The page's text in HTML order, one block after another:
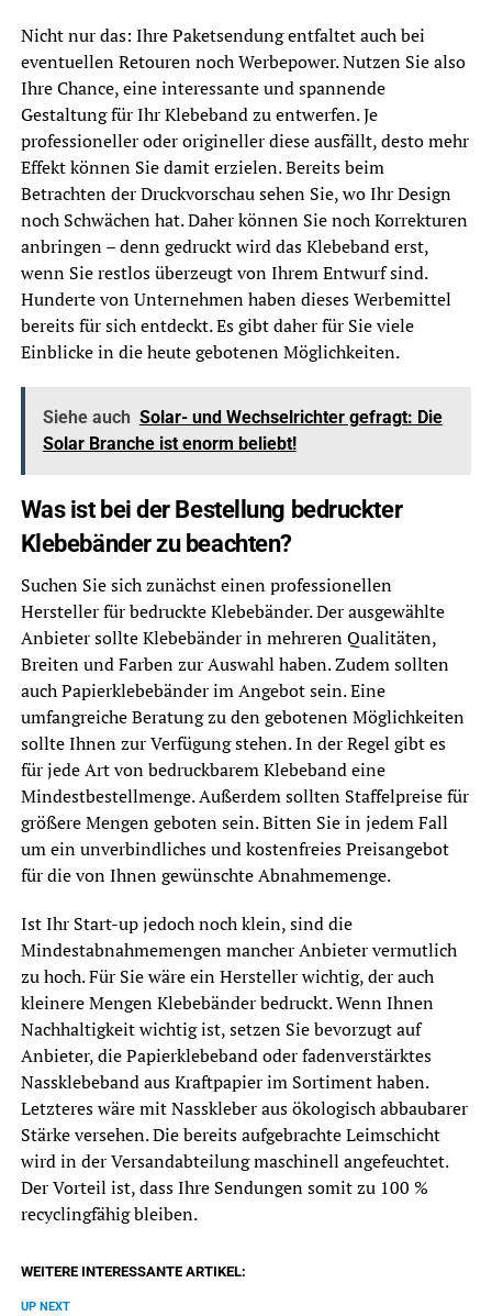
Nicht nur das: Ihre Paketsendung entfaltet auch bei
eventuellen Retouren noch Werbepower. Nutzen Sie also
Ihre Chance, eine interessante und spannende
Gestaltung für Ihr Klebeband zu entwerfen. Je
professioneller oder origineller diese ausfällt, desto mehr
Effekt können Sie damit erzielen. Bereits beim
Betrachten der Druckvorschau sehen Sie, wo Ihr Design
noch Schwächen hat. Daher können Sie noch Korrekturen
anbringen – denn gedruckt wird das Klebeband erst,
wenn Sie restlos überzeugt von Ihrem Entwurf sind.
Hunderte von Unternehmen haben dieses Werbemittel
bereits für sich entdeckt. Es gibt daher für Sie viele
Einblicke in die heute gebotenen Möglichkeiten.
Siehe auch Solar- und Wechselrichter gefragt: Die
Solar Branche ist enorm beliebt!
Was ist bei der Bestellung bedruckter
Klebebänder zu beachten?
Suchen Sie sich zunächst einen professionellen
Hersteller für bedruckte Klebebänder. Der ausgewählte
Anbieter sollte Klebebänder in mehreren Qualitäten,
Breiten und Farben zur Auswahl haben. Zudem sollten
auch Papierklebebänder im Angebot sein. Eine
umfangreiche Beratung zu den gebotenen Möglichkeiten
sollte Ihnen zur Verfügung stehen. In der Regel gibt es
für jede Art von bedruckbarem Klebeband eine
Mindestbestellmenge. Außerdem sollten Staffelpreise für
größere Mengen geboten sein. Bitten Sie in jedem Fall
um ein unverbindliches und kostenfreies Preisangebot
für die von Ihnen gewünschte Abnahmemenge.
Ist Ihr Start-up jedoch noch klein, sind die
Mindestabnahmemengen mancher Anbieter vermutlich
zu hoch. Für Sie wäre ein Hersteller wichtig, der auch
kleinere Mengen Klebebänder bedruckt. Wenn Ihnen
Nachhaltigkeit wichtig ist, setzen Sie bevorzugt auf
Anbieter, die Papierklebeband oder fadenverstärktes
Nassklebeband aus Kraftpapier im Sortiment haben.
Letzteres wäre mit Nasskleber aus ökologisch abbaubarer
Stärke versehen. Die bereits aufgebrachte Leimschicht
wird in der Versandabteilung maschinell angefeuchtet.
Der Vorteil ist, dass Ihre Sendungen somit zu 100 %
recyclingfähig bleiben.
WEITERE INTERESSANTE ARTIKEL:
UP NEXT